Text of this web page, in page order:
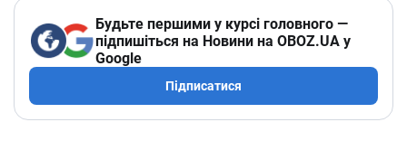
Будьте першими у курсі головного —
підпишіться на Новини на OBOZ.UA у
Google
Підписатися